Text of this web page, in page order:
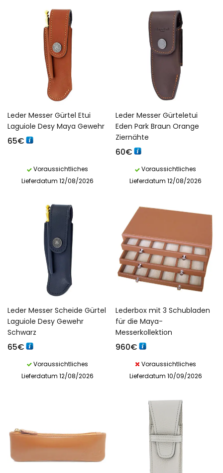
Leder Messer Gürtel Etui
Laguiole Desy Maya Gewehr
65€
Voraussichtliches
Lieferdatum 12/08/2026
Leder Messer Gürteletui
Eden Park Braun Orange
Ziernähte
60€
Voraussichtliches
Lieferdatum 12/08/2026
Leder Messer Scheide Gürtel
Laguiole Desy Gewehr
Schwarz
65€
Voraussichtliches
Lieferdatum 12/08/2026
Lederbox mit 3 Schubladen
für die Maya-
Messerkollektion
960€
Voraussichtliches
Lieferdatum 10/09/2026